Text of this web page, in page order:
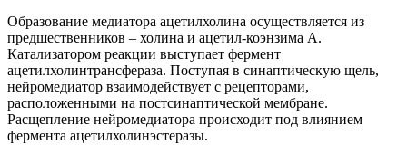
Образование медиатора ацетилхолина осуществляется из
предшественников – холина и ацетил-коэнзима А.
Катализатором реакции выступает фермент
ацетилхолинтрансфераза. Поступая в синаптическую щель,
нейромедиатор взаимодействует с рецепторами,
расположенными на постсинаптической мембране.
Расщепление нейромедиатора происходит под влиянием
фермента ацетилхолинэстеразы.